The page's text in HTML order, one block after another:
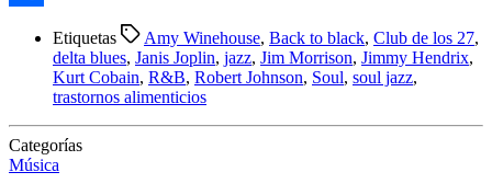
Etiquetas Amy Winehouse, Back to black, Club de los 27,
delta blues, Janis Joplin, jazz, Jim Morrison, Jimmy Hendrix,
Kurt Cobain, R&B, Robert Johnson, Soul, soul jazz,
trastornos alimenticios
Categorías
Música